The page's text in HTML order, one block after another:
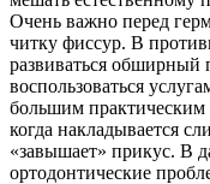
Очень важно перед
читку фиссур. В
развиваться обширный
воспользоваться
большим
когда накладывается
«завышает» прикус. В
ортодонтические